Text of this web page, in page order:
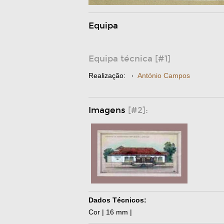
Equipa
Equipa técnica [#1]
Realização: · António Campos
Imagens [#2]:
Dados Técnicos:
Cor | 16 mm |